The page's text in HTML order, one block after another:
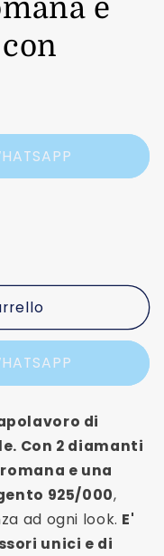
e
di
Con 2 diamanti
e una
925/000,
ad ogni look. E'
unici e di